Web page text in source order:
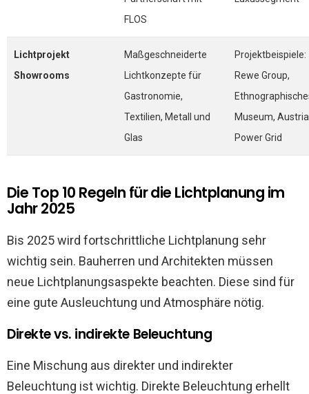
FLOS
Lichtprojekt
Showrooms
Maßgeschneiderte
Lichtkonzepte für
Gastronomie,
Textilien, Metall und
Glas
Projektbeispiele:
Rewe Group,
Museum,
Power Grid
Die Top 10 Regeln für die Lichtplanung im
Jahr 2025
Bis 2025 wird fortschrittliche Lichtplanung sehr
wichtig sein. Bauherren und Architekten müssen
neue Lichtplanungsaspekte beachten. Diese sind für
eine gute Ausleuchtung und Atmosphäre nötig.
Direkte vs. indirekte Beleuchtung
Eine Mischung aus direkter und indirekter
Beleuchtung ist wichtig. Direkte Beleuchtung erhellt